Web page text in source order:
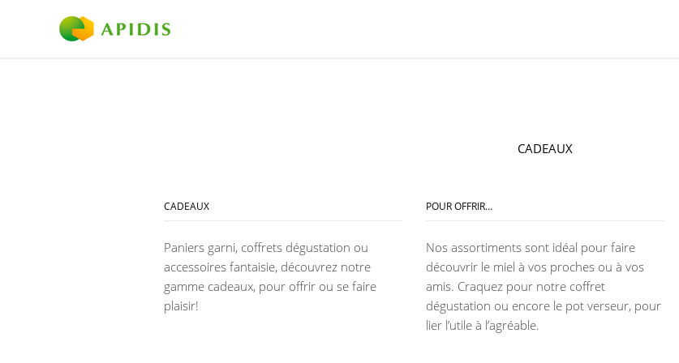
CADEAUX
CADEAUX
Paniers garni, coffrets dégustation ou
accessoires fantaisie, découvrez notre
gamme cadeaux, pour offrir ou se faire
plaisir!
POUR OFFRIR…
Nos assortiments sont idéal pour faire
découvrir le miel à vos proches ou à vos
amis. Craquez pour notre coffret
dégustation ou encore le pot verseur, pour
lier l’utile à l’agréable.